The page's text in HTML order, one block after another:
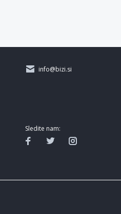
info@bizi.si
Sledite nam: